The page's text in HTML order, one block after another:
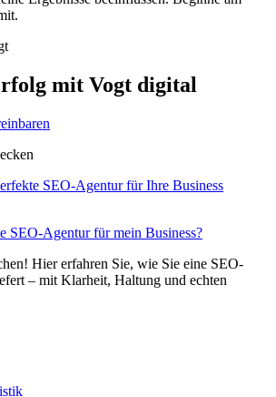
mit Vogt digital
SEO-Agentur für mein Business?
Hier erfahren Sie, wie Sie eine SEO-
– mit Klarheit, Haltung und echten